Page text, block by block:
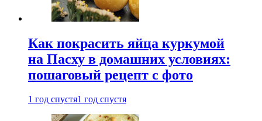
Как покрасить яйца куркумой
на Пасху в домашних условиях:
пошаговый рецепт с фото
1 год спустя1 год спустя